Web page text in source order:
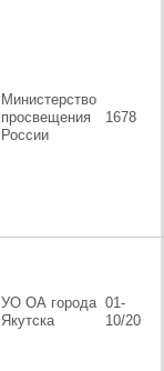
Министерство
просвещения
России
1678
УО ОА города
Якутска
01-
10/20